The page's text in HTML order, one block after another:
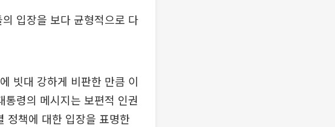
입장을 보다 균형적으로 다
빗대 강하게 비판한 만큼 이
령의 메시지는 보편적 인권
정책에 대한 입장을 표명한